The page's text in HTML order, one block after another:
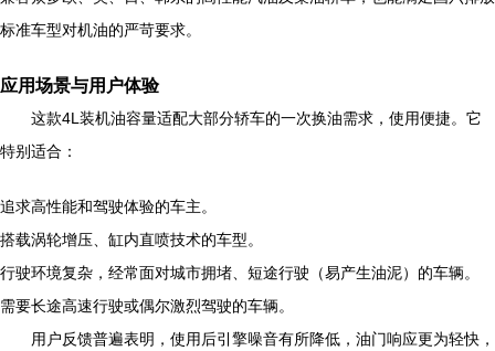
标准车型对机油的严苛要求。
应用场景与用户体验
这款4L装机油容量适配大部分轿车的一次换油需求，使用便捷。它
特别适合：
追求高性能和驾驶体验的车主。
搭载涡轮增压、缸内直喷技术的车型。
行驶环境复杂，经常面对城市拥堵、短途行驶（易产生油泥）的车辆。
需要长途高速行驶或偶尔激烈驾驶的车辆。
用户反馈普遍表明，使用后引擎噪音有所降低，油门响应更为轻快，